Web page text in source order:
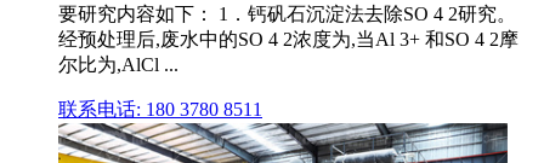
要研究内容如下： 1．钙矾石沉淀法去除SO 4 2研究。
经预处理后,废水中的SO 4 2浓度为,当Al 3+ 和SO 4 2摩
尔比为,AlCl ...
联系电话: 180 3780 8511